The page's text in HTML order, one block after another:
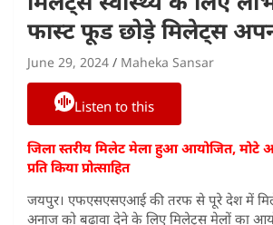
फास्ट फूड छोड़े मिलेट्स
June 29, 2024 Maheka Sansar
Listen to this
जिला स्तरीय मिलेट मेला हुआ आयोजित,
प्रति किया प्रोत्साहित
जयपुर। ‌‌‌‌एफएसएसएआई की तरफ से पूरे देश में
अनाज को बढ़ावा देने के लिए मिलेट्स मेलों का